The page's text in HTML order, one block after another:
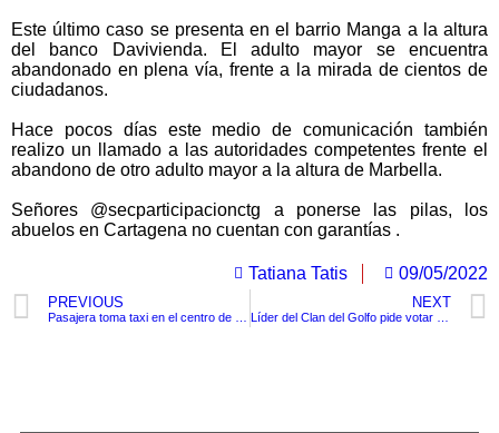
Este último caso se presenta en el barrio Manga a la altura
del banco Davivienda. El adulto mayor se encuentra
abandonado en plena vía, frente a la mirada de cientos de
ciudadanos.
Hace pocos días este medio de comunicación también
realizo un llamado a las autoridades competentes frente el
abandono de otro adulto mayor a la altura de Marbella.
Señores @secparticipacionctg a ponerse las pilas, los
abuelos en Cartagena no cuentan con garantías .
Tatiana Tatis 09/05/2022
PREVIOUS NEXT